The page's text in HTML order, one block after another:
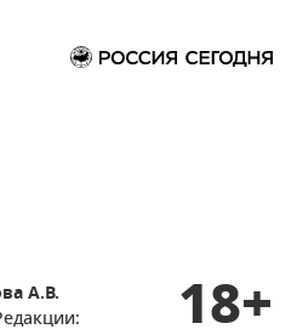
А.В.
18+